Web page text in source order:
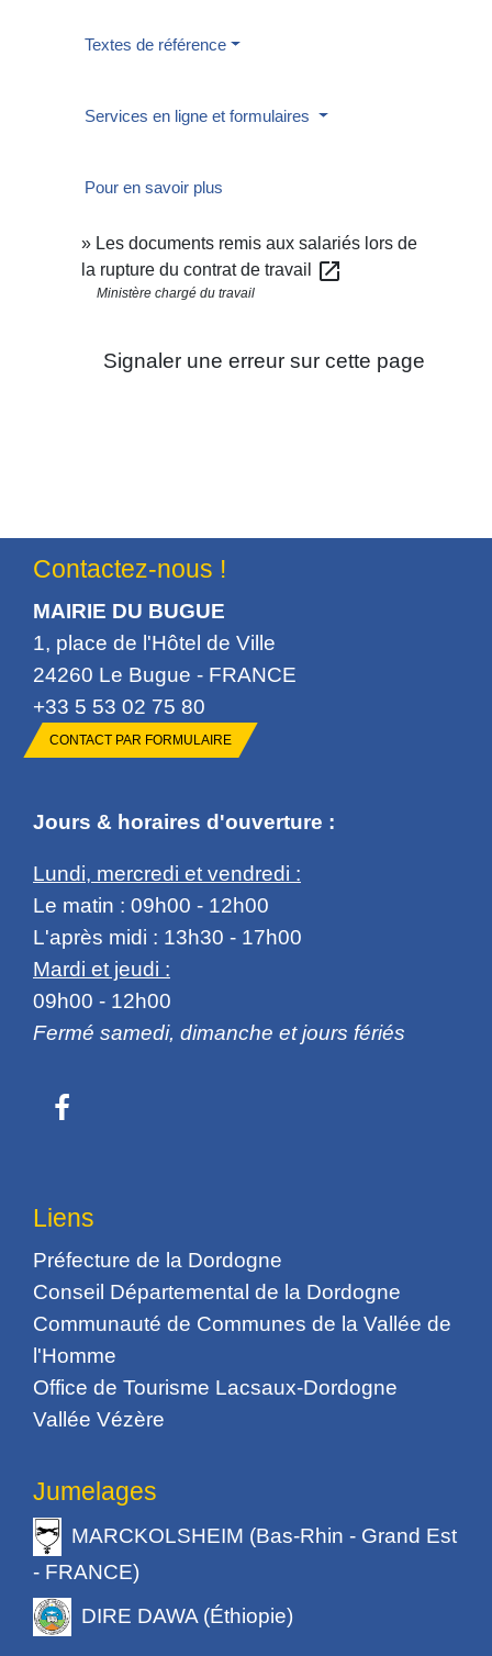
Textes de référence
Services en ligne et formulaires
Pour en savoir plus
Les documents remis aux salariés lors de
la rupture du contrat de travail
open_in_new
Ministère chargé du travail
Signaler une erreur sur cette page
Contactez-nous !
MAIRIE DU BUGUE
1, place de l'Hôtel de Ville
24260 Le Bugue - FRANCE
+33 5 53 02 75 80
CONTACT PAR FORMULAIRE
Jours & horaires d'ouverture :
Lundi, mercredi et vendredi :
Le matin : 09h00 - 12h00
L'après midi : 13h30 - 17h00
Mardi et jeudi :
09h00 - 12h00
Fermé samedi, dimanche et jours fériés
Liens
Préfecture de la Dordogne
Conseil Départemental de la Dordogne
Communauté de Communes de la Vallée de
l'Homme
Office de Tourisme Lacsaux-Dordogne
Vallée Vézère
Jumelages
MARCKOLSHEIM (Bas-Rhin - Grand Est
- FRANCE)
DIRE DAWA (Éthiopie)